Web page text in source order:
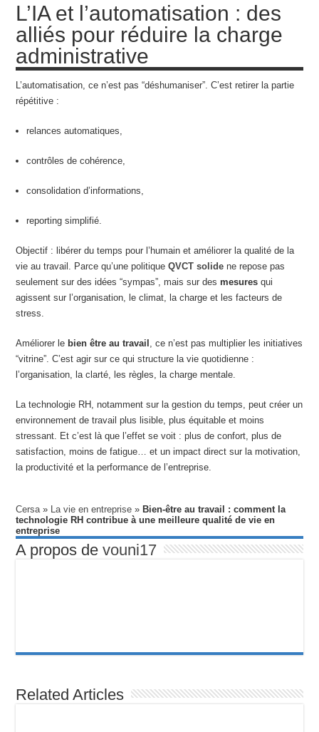
L’IA et l’automatisation : des
alliés pour réduire la charge
administrative
L’automatisation, ce n’est pas “déshumaniser”. C’est retirer la partie
répétitive :
relances automatiques,
contrôles de cohérence,
consolidation d’informations,
reporting simplifié.
Objectif : libérer du temps pour l’humain et améliorer la qualité de la
vie au travail. Parce qu’une politiqueQVCT solide ne repose pas
seulement sur des idées “sympas”, mais sur desmesures qui
agissent sur l’organisation, le climat, la charge et les facteurs de
stress.
Améliorer le bien être au travail , ce n’est pas multiplier les initiatives
“vitrine”. C’est agir sur ce qui structure la vie quotidienne :
l’organisation, la clarté, les règles, la charge mentale.
La technologie RH, notamment sur la gestion du temps, peut créer un
environnement de travail plus lisible, plus équitable et moins
stressant. Et c’est là que l’effet se voit : plus de confort, plus de
satisfaction, moins de fatigue… et un impact direct sur la motivation,
la productivité et la performance de l’entreprise.
Cersa » La vie en entreprise »Bien-être au travail : comment la
technologie RH contribue à une meilleure qualité de vie en
entreprise
A propos devouni17
Related Articles